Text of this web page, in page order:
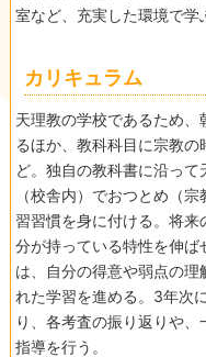
室など、充実した環境で学
カリキュラム
天理教の学校であるため、
るほか、教科科目に宗教
ど。独自の教科書に沿っ
（校舎内）でおつとめ（
習習慣を身に付ける。将
分が持っている特性を伸
は、自分の得意や弱点の理
れた学習を進める。3年次
り、各考査の振り返りや
指導を行う。